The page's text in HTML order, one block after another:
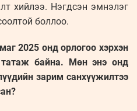
хийлээ. Нэгдсэн эмнэлэг
боллоо.
2025 онд орлогоо хэрхэн
татаж байна. Мөн энэ онд
зарим санхүүжилтээ